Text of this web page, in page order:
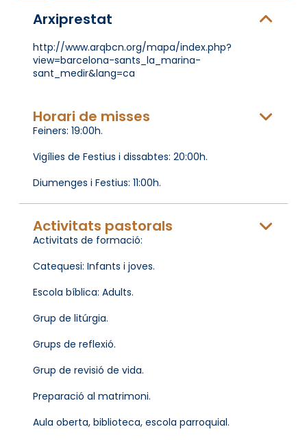
Arxiprestat
http://www.arqbcn.org/mapa/index.php?
view=barcelona-sants_la_marina-
sant_medir&lang=ca
Horari de misses
Feiners: 19:00h.
Vigílies de Festius i dissabtes: 20:00h.
Diumenges i Festius: 11:00h.
Activitats pastorals
Activitats de formació:
Catequesi: Infants i joves.
Escola bíblica: Adults.
Grup de litúrgia.
Grups de reflexió.
Grup de revisió de vida.
Preparació al matrimoni.
Aula oberta, biblioteca, escola parroquial.